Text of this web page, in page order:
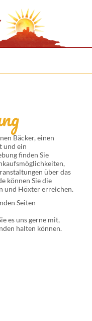
Bäcker, einen
und ein
finden Sie
über das
können Sie die
und Höxter erreichen.
Seiten
es uns gerne mit,
halten können.